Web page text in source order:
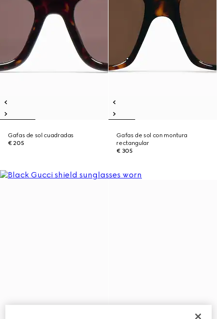
Gafas de sol cuadradas
€ 205
Gafas de sol con montura
rectangular
€ 305